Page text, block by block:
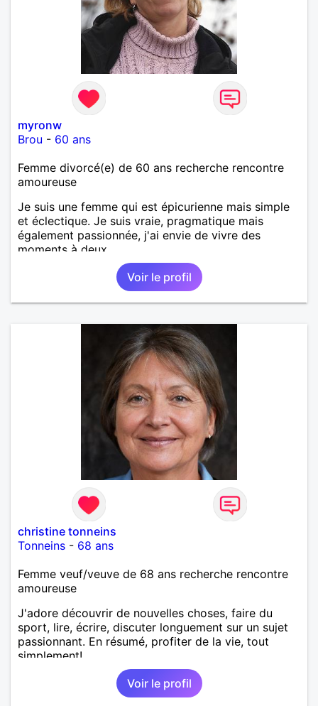
myronw
Brou - 60 ans
Femme divorcé(e) de 60 ans recherche rencontre
amoureuse
Je suis une femme qui est épicurienne mais simple
et éclectique. Je suis vraie, pragmatique mais
également passionnée, j'ai envie de vivre des
moments à deux.
Voir le profil
christine tonneins
Tonneins - 68 ans
Femme veuf/veuve de 68 ans recherche rencontre
amoureuse
J'adore découvrir de nouvelles choses, faire du
sport, lire, écrire, discuter longuement sur un sujet
passionnant. En résumé, profiter de la vie, tout
simplement!
Voir le profil